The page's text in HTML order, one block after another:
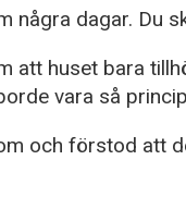
några dagar. Du
att huset bara
vara så
och förstod att